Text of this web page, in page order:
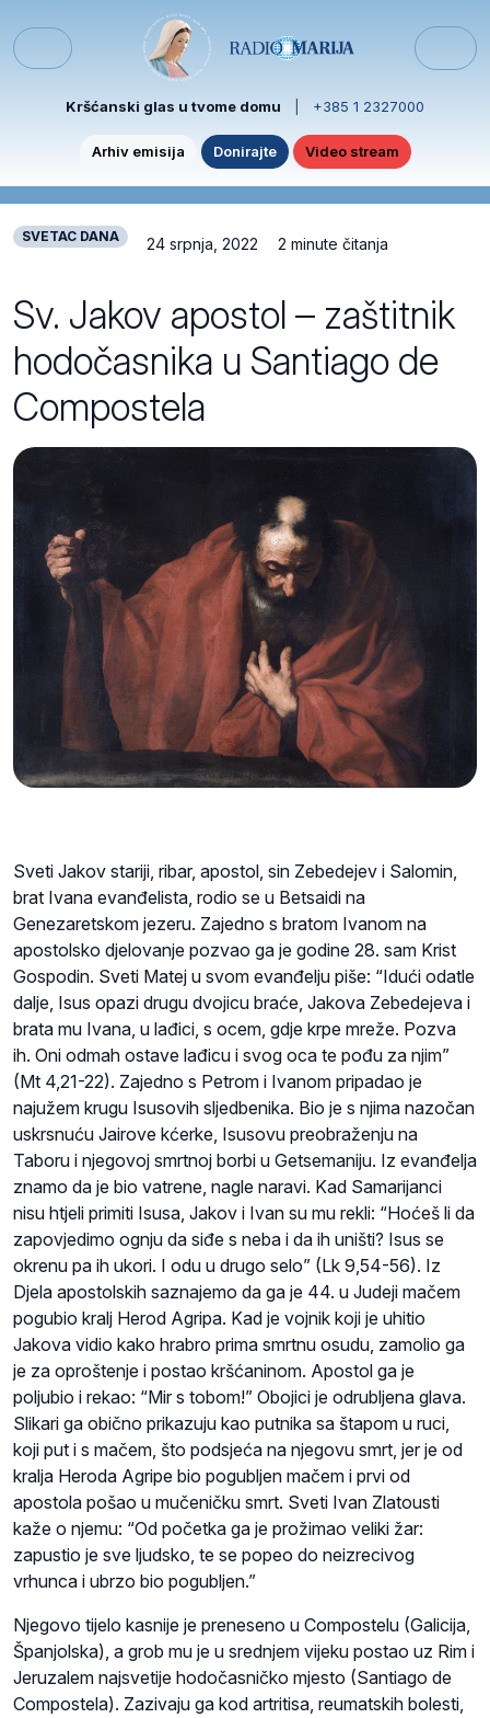
Menu
Kršćanski glas u tvome domu +385 1 2327000
Arhiv emisija Donirajte Video stream
SVETAC DANA 24 srpnja, 2022 2 minute čitanja
Sv. Jakov apostol – zaštitnik
hodočasnika u Santiago de
Compostela
Sveti Jakov stariji, ribar, apostol, sin Zebedejev i Salomin,
brat Ivana evanđelista, rodio se u Betsaidi na
Genezaretskom jezeru. Zajedno s bratom Ivanom na
apostolsko djelovanje pozvao ga je godine 28. sam Krist
Gospodin. Sveti Matej u svom evanđelju piše: “Idući odatle
dalje, Isus opazi drugu dvojicu braće, Jakova Zebedejeva i
brata mu Ivana, u lađici, s ocem, gdje krpe mreže. Pozva
ih. Oni odmah ostave lađicu i svog oca te pođu za njim”
(Mt 4,21-22). Zajedno s Petrom i Ivanom pripadao je
najužem krugu Isusovih sljedbenika. Bio je s njima nazočan
uskrsnuću Jairove kćerke, Isusovu preobraženju na
Taboru i njegovoj smrtnoj borbi u Getsemaniju. Iz evanđelja
znamo da je bio vatrene, nagle naravi. Kad Samarijanci
nisu htjeli primiti Isusa, Jakov i Ivan su mu rekli: “Hoćeš li da
zapovjedimo ognju da siđe s neba i da ih uništi? Isus se
okrenu pa ih ukori. I odu u drugo selo” (Lk 9,54-56). Iz
Djela apostolskih saznajemo da ga je 44. u Judeji mačem
pogubio kralj Herod Agripa. Kad je vojnik koji je uhitio
Jakova vidio kako hrabro prima smrtnu osudu, zamolio ga
je za oproštenje i postao kršćaninom. Apostol ga je
poljubio i rekao: “Mir s tobom!” Obojici je odrubljena glava.
Slikari ga obično prikazuju kao putnika sa štapom u ruci,
koji put i s mačem, što podsjeća na njegovu smrt, jer je od
kralja Heroda Agripe bio pogubljen mačem i prvi od
apostola pošao u mučeničku smrt. Sveti Ivan Zlatousti
kaže o njemu: “Od početka ga je prožimao veliki žar:
zapustio je sve ljudsko, te se popeo do neizrecivog
vrhunca i ubrzo bio pogubljen.”
Njegovo tijelo kasnije je preneseno u Compostelu (Galicija,
Španjolska), a grob mu je u srednjem vijeku postao uz Rim i
Jeruzalem najsvetije hodočasničko mjesto (Santiago de
Compostela). Zazivaju ga kod artritisa, reumatskih bolesti,